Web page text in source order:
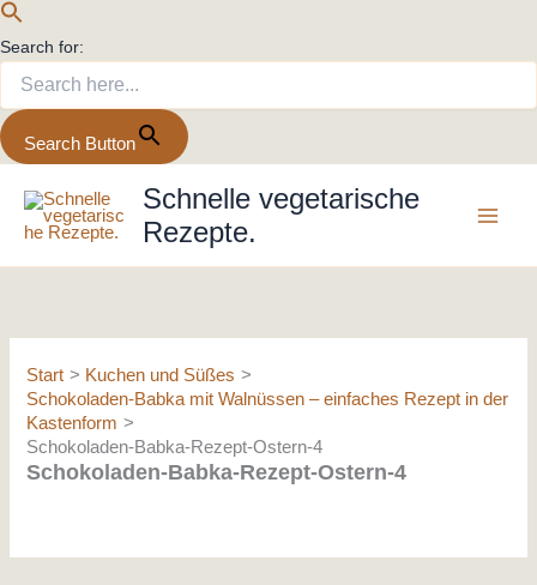
Search for:
Search Button
Inhalt
springen
Schnelle vegetarische
Rezepte.
Start
Kuchen und Süßes
Schokoladen-Babka mit Walnüssen – einfaches Rezept in der
Kastenform
Schokoladen-Babka-Rezept-Ostern-4
Schokoladen-Babka-Rezept-Ostern-4